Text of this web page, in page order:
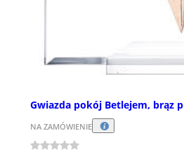
Gwiazda pokój Betlejem, brąz
NA ZAMÓWIENIE